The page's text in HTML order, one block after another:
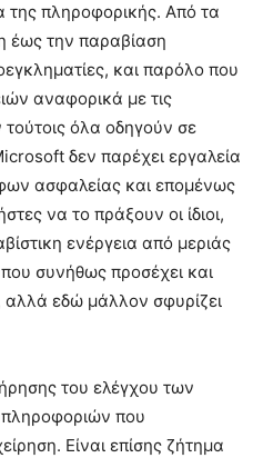
της πληροφορικής. Από τα
έως την παραβίαση
και παρόλο που
αναφορικά με τις
τούτοις όλα οδηγούν σε
δεν παρέχει εργαλεία
ασφαλείας και επομένως
να το πράξουν οι ίδιοι,
ενέργεια από μεριάς
συνήθως προσέχει και
αλλά εδώ μάλλον σφυρίζει
του ελέγχου των
που
Είναι επίσης ζήτημα